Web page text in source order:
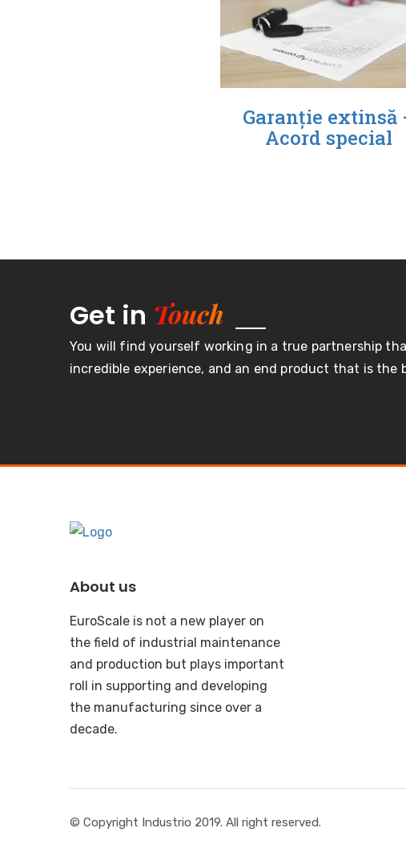
Garanție extinsă
Acord special
Get in Touch
You will find yourself working in a true partnership
incredible experience, and an end product that is the
About us
EuroScale is not a new player on
the field of industrial maintenance
and production but plays important
roll in supporting and developing
the manufacturing since over a
decade.
© Copyright Industrio 2019. All right reserved.